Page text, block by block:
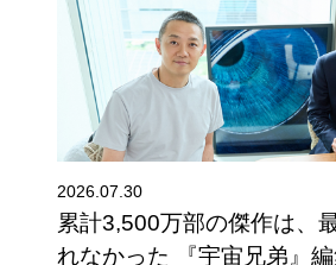
2026.07.30
累計3,500万部の傑作は、
れなかった 『宇宙兄弟』